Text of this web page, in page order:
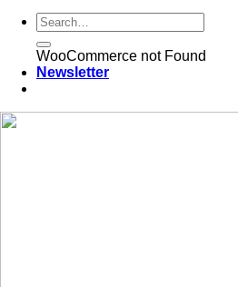
WooCommerce not Found
Newsletter